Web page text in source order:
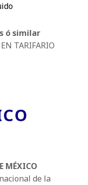
ó similar
TARIFARIO
MÉXICO
de la